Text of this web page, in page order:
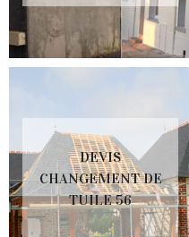
DEVIS
CHANGEMENT DE
TUILE 56